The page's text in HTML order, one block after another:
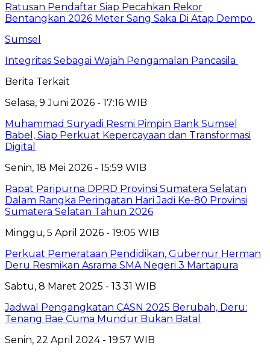
Ratusan Pendaftar Siap Pecahkan Rekor
Bentangkan 2026 Meter Sang Saka Di Atap Dempo
Sumsel
Integritas Sebagai Wajah Pengamalan Pancasila
Berita Terkait
Selasa, 9 Juni 2026 - 17:16 WIB
Muhammad Suryadi Resmi Pimpin Bank Sumsel
Babel, Siap Perkuat Kepercayaan dan Transformasi
Digital
Senin, 18 Mei 2026 - 15:59 WIB
Rapat Paripurna DPRD Provinsi Sumatera Selatan
Dalam Rangka Peringatan Hari Jadi Ke-80 Provinsi
Sumatera Selatan Tahun 2026
Minggu, 5 April 2026 - 19:05 WIB
Perkuat Pemerataan Pendidikan, Gubernur Herman
Deru Resmikan Asrama SMA Negeri 3 Martapura
Sabtu, 8 Maret 2025 - 13:31 WIB
Jadwal Pengangkatan CASN 2025 Berubah, Deru:
Tenang Bae Cuma Mundur Bukan Batal
Senin, 22 April 2024 - 19:57 WIB